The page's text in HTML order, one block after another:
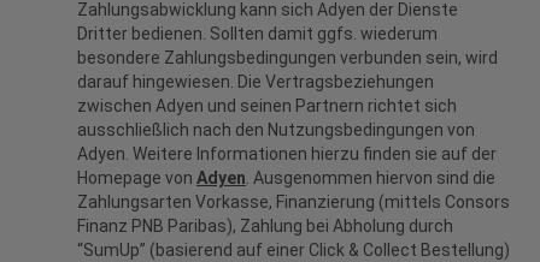
Zahlungsabwicklung kann sich Adyen der Dienste
Dritter bedienen. Sollten damit ggfs. wiederum
besondere Zahlungsbedingungen verbunden sein, wird
darauf hingewiesen. Die Vertragsbeziehungen
zwischen Adyen und seinen Partnern richtet sich
ausschließlich nach den Nutzungsbedingungen von
Adyen. Weitere Informationen hierzu finden sie auf der
Homepage von Adyen . Ausgenommen hiervon sind die
Zahlungsarten Vorkasse, Finanzierung (mittels Consors
Finanz PNB Paribas), Zahlung bei Abholung durch
“SumUp” (basierend auf einer Click & Collect Bestellung)